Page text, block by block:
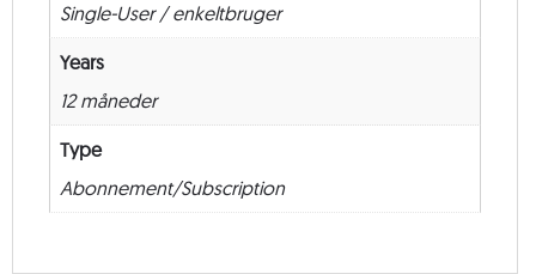
Single-User / enkeltbruger
Years
12 måneder
Type
Abonnement/Subscription